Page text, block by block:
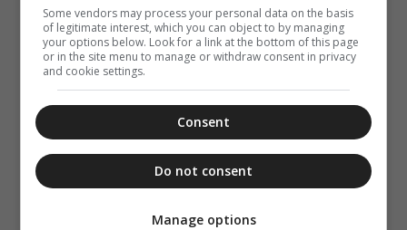
Some vendors may process your personal data on the basis
of legitimate interest, which you can object to by managing
your options below. Look for a link at the bottom of this page
or in the site menu to manage or withdraw consent in privacy
and cookie settings.
Consent
Do not consent
Manage options